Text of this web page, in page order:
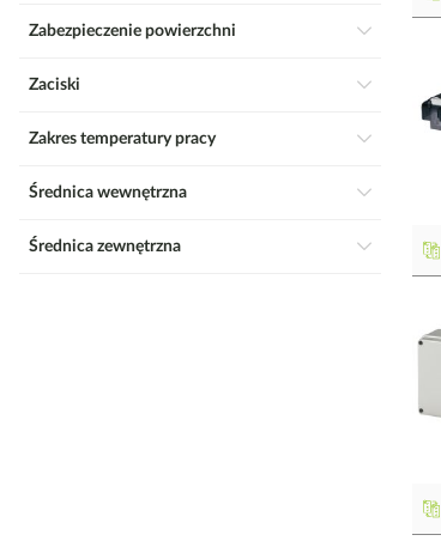
Zabezpieczenie powierzchni
Zaciski
Zakres temperatury pracy
Średnica wewnętrzna
Średnica zewnętrzna